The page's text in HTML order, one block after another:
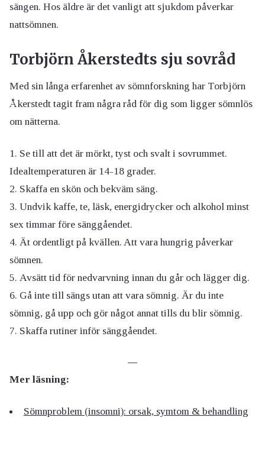
sängen. Hos äldre är det vanligt att sjukdom påverkar
nattsömnen.
Torbjörn Åkerstedts sju sovråd
Med sin långa erfarenhet av sömnforskning har Torbjörn
Åkerstedt tagit fram några råd för dig som ligger sömnlös
om nätterna.
Se till att det är mörkt, tyst och svalt i sovrummet.
Idealtemperaturen är 14-18 grader.
Skaffa en skön och bekväm säng.
Undvik kaffe, te, läsk, energidrycker och alkohol minst
sex timmar före sänggåendet.
Ät ordentligt på kvällen. Att vara hungrig påverkar
sömnen.
Avsätt tid för nedvarvning innan du går och lägger dig.
Gå inte till sängs utan att vara sömnig. Är du inte
sömnig, gå upp och gör något annat tills du blir sömnig.
Skaffa rutiner inför sänggåendet.
—
Mer läsning:
Sömnproblem (insomni): orsak, symtom & behandling